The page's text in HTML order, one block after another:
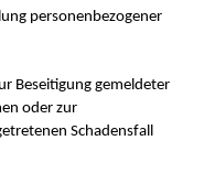
personenbezogener
gemeldeter
oder zur
Schadensfall